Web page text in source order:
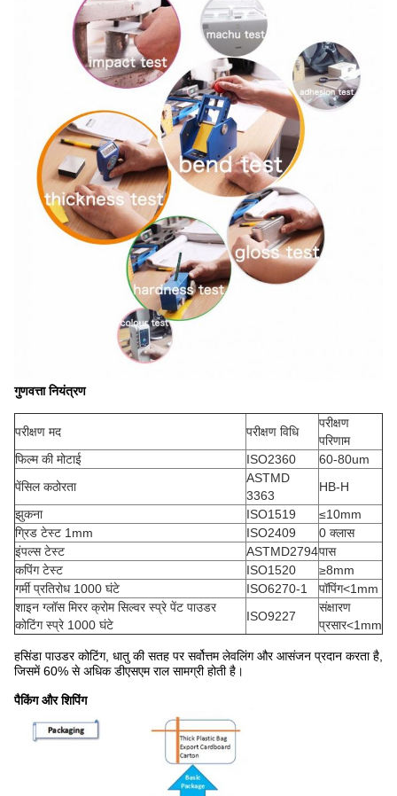
गुणवत्ता नियंत्रण
परीक्षण मद परीक्षण विधि
परीक्षण
परिणाम
फिल्म की मोटाई
ISO2360
60-80um
पेंसिल कठोरता
ASTMD
3363
HB-H
झुकना
ISO1519
≤10mm
ग्रिड टेस्ट 1mm
ISO2409
0 क्लास
इंपल्स टेस्ट
ASTMD2794पास
कपिंग टेस्ट
ISO1520
≥8mm
गर्मी प्रतिरोध 1000 घंटे
ISO6270-1
पॉपिंग<1mm
शाइन ग्लॉस मिरर क्रोम सिल्वर स्प्रे पेंट पाउडर
कोटिंग स्प्रे 1000 घंटे
ISO9227
संक्षारण
प्रसार<1mm
हसिंडा पाउडर कोटिंग, धातु की सतह पर सर्वोत्तम लेवलिंग और आसंजन प्रदान करता है,
जिसमें 60% से अधिक डीएसएम राल सामग्री होती है।
पैकिंग और शिपिंग